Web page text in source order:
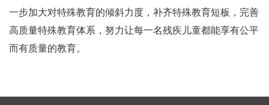
一步加大对特殊教育的倾斜力度，补齐特殊教育短板，完善
高质量特殊教育体系，努力让每一名残疾儿童都能享有公平
而有质量的教育。